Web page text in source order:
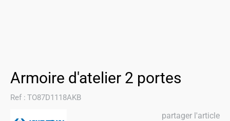
Armoire d'atelier 2 portes
Ref : TO87D1118AKB
partager l'article